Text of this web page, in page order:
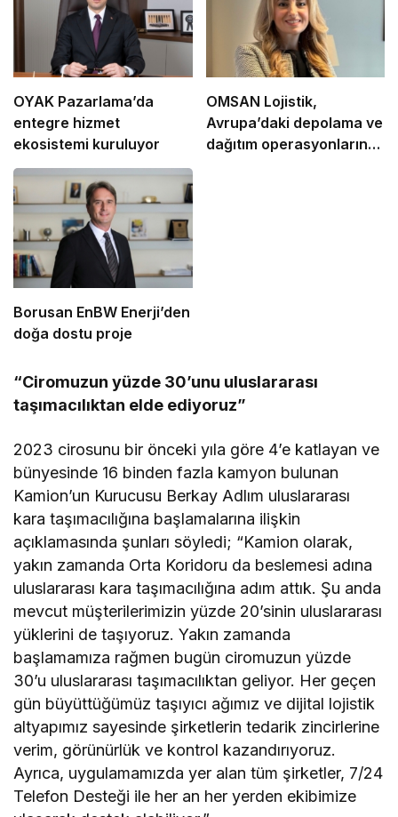
OYAK Pazarlama’da
entegre hizmet
ekosistemi kuruluyor
OMSAN Lojistik,
Avrupa’daki depolama ve
dağıtım operasyonlarına
Borusan EnBW Enerji’den
doğa dostu proje
“Ciromuzun yüzde 30’unu uluslararası
taşımacılıktan elde ediyoruz”
2023 cirosunu bir önceki yıla göre 4’e katlayan ve
bünyesinde 16 binden fazla kamyon bulunan
Kamion’un Kurucusu Berkay Adlım uluslararası
kara taşımacılığına başlamalarına ilişkin
açıklamasında şunları söyledi; “Kamion olarak,
yakın zamanda Orta Koridoru da beslemesi adına
uluslararası kara taşımacılığına adım attık. Şu anda
mevcut müşterilerimizin yüzde 20’sinin uluslararası
yüklerini de taşıyoruz. Yakın zamanda
başlamamıza rağmen bugün ciromuzun yüzde
30’u uluslararası taşımacılıktan geliyor. Her geçen
gün büyüttüğümüz taşıyıcı ağımız ve dijital lojistik
altyapımız sayesinde şirketlerin tedarik zincirlerine
verim, görünürlük ve kontrol kazandırıyoruz.
Ayrıca, uygulamamızda yer alan tüm şirketler, 7/24
Telefon Desteği ile her an her yerden ekibimize